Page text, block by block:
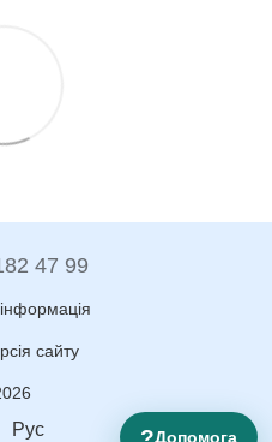
47 99
сайту
Рус Допомога